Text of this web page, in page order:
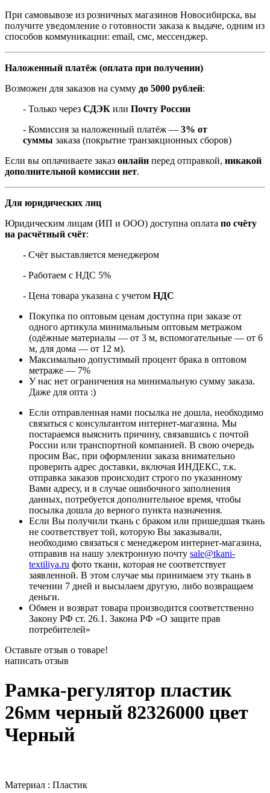
При самовывозе из розничных магазинов Новосибирска, вы
получите уведомление о готовности заказа к выдаче, одним из
способов коммуникации: email, смс, мессенджер.
Наложенный платёж (оплата при получении)
Возможен для заказов на сумму до 5000 рублей:
- Только через СДЭК или Почту России
- Комиссия за наложенный платёж — 3% от
суммы заказа (покрытие транзакционных сборов)
Если вы оплачиваете заказ онлайн перед отправкой, никакой
дополнительной комиссии нет.
Для юридических лиц
Юридическим лицам (ИП и ООО) доступна оплата по счёту
на расчётный счёт:
- Счёт выставляется менеджером
- Работаем с НДС 5%
- Цена товара указана с учетом НДС
Покупка по оптовым ценам доступна при заказе от
одного артикула минимальным оптовым метражом
(одёжные материалы — от 3 м, вспомогательные — от 6
м, для дома — от 12 м).
Максимально допустимый процент брака в оптовом
метраже — 7%
У нас нет ограничения на минимальную сумму заказа.
Даже для опта :)
Если отправленная нами посылка не дошла, необходимо
связаться с консультантом интернет-магазина. Мы
постараемся выяснить причину, связавшись с почтой
России или транспортной компанией. В свою очередь
просим Вас, при оформлении заказа внимательно
проверить адрес доставки, включая ИНДЕКС, т.к.
отправка заказов происходит строго по указанному
Вами адресу, и в случае ошибочного заполнения
данных, потребуется дополнительное время, чтобы
посылка дошла до верного пункта назначения.
Если Вы получили ткань с браком или пришедшая ткань
не соответствует той, которую Вы заказывали,
необходимо связаться с менеджером интернет-магазина,
отправив на нашу электронную почту sale@tkani-
textiliya.ru фото ткани, которая не соответствует
заявленной. В этом случае мы принимаем эту ткань в
течении 7 дней и высылаем другую, либо возвращаем
деньги.
Обмен и возврат товара производится соответственно
Закону РФ ст. 26.1. Закона РФ «О защите прав
потребителей»
Оставьте отзыв о товаре!
написать отзыв
Рамка-регулятор пластик
26мм черный 82326000 цвет
Черный
Материал : Пластик